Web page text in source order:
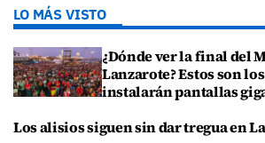
LO MÁS VISTO
¿Dónde ver la final del
Lanzarote? Estos son
instalarán pantallas
Los alisios siguen sin dar tregua en